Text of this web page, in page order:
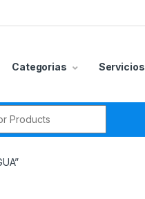
Categorias Servicios